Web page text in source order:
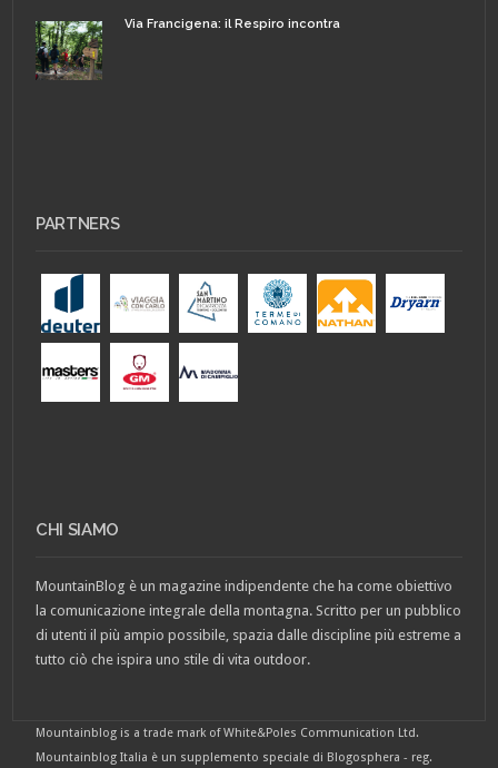
Via Francigena: il Respiro incontra
PARTNERS
CHI SIAMO
MountainBlog è un magazine indipendente che ha come obiettivo
la comunicazione integrale della montagna. Scritto per un pubblico
di utenti il più ampio possibile, spazia dalle discipline più estreme a
tutto ciò che ispira uno stile di vita outdoor.
Mountainblog is a trade mark of White&Poles Communication Ltd.
Mountainblog Italia è un supplemento speciale di Blogosphera - reg.